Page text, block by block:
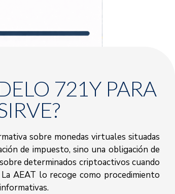
721Y PARA
sobre monedas virtuales situadas
de impuesto, sino una obligación de
determinados criptoactivos cuando
AEAT lo recoge como procedimiento